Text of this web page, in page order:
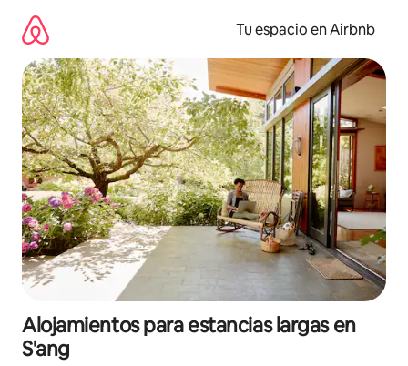
contenido
Tu espacio en Airbnb
Alojamientos para estancias largas en
S'ang